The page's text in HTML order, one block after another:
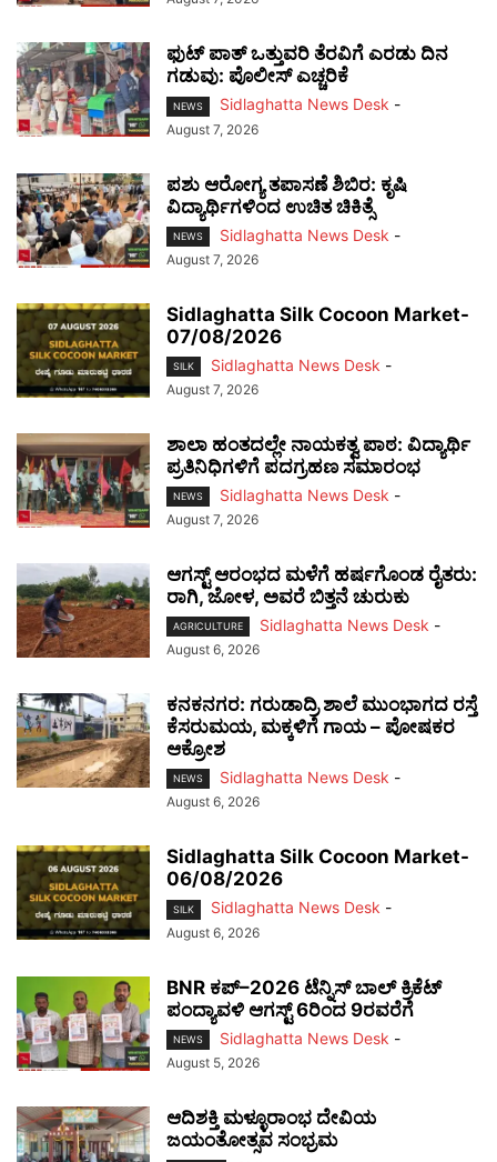
ಫುಟ್‌ ಪಾತ್ ಒತ್ತುವರಿ ತೆರವಿಗೆ ಎರಡು ದಿನ
ಗಡುವು: ಪೊಲೀಸ್ ಎಚ್ಚರಿಕೆ
NEWS Sidlaghatta News Desk -
August 7, 2026
ಪಶು ಆರೋಗ್ಯ ತಪಾಸಣೆ ಶಿಬಿರ: ಕೃಷಿ
ವಿದ್ಯಾರ್ಥಿಗಳಿಂದ ಉಚಿತ ಚಿಕಿತ್ಸೆ
NEWS Sidlaghatta News Desk -
August 7, 2026
Sidlaghatta Silk Cocoon Market-
07/08/2026
SILK Sidlaghatta News Desk -
August 7, 2026
ಶಾಲಾ ಹಂತದಲ್ಲೇ ನಾಯಕತ್ವ ಪಾಠ: ವಿದ್ಯಾರ್ಥಿ
ಪ್ರತಿನಿಧಿಗಳಿಗೆ ಪದಗ್ರಹಣ ಸಮಾರಂಭ
NEWS Sidlaghatta News Desk -
August 7, 2026
ಆಗಸ್ಟ್ ಆರಂಭದ ಮಳೆಗೆ ಹರ್ಷಗೊಂಡ ರೈತರು:
ರಾಗಿ, ಜೋಳ, ಅವರೆ ಬಿತ್ತನೆ ಚುರುಕು
AGRICULTURE Sidlaghatta News Desk -
August 6, 2026
ಕನಕನಗರ: ಗರುಡಾದ್ರಿ ಶಾಲೆ ಮುಂಭಾಗದ ರಸ್ತೆ
ಕೆಸರುಮಯ, ಮಕ್ಕಳಿಗೆ ಗಾಯ – ಪೋಷಕರ
ಆಕ್ರೋಶ
NEWS Sidlaghatta News Desk -
August 6, 2026
Sidlaghatta Silk Cocoon Market-
06/08/2026
SILK Sidlaghatta News Desk -
August 6, 2026
BNR ಕಪ್–2026 ಟೆನ್ನಿಸ್ ಬಾಲ್ ಕ್ರಿಕೆಟ್
ಪಂದ್ಯಾವಳಿ ಆಗಸ್ಟ್ 6ರಿಂದ 9ರವರೆಗೆ
NEWS Sidlaghatta News Desk -
August 5, 2026
ಆದಿಶಕ್ತಿ ಮಳ್ಳೂರಾಂಭ ದೇವಿಯ
ಜಯಂತೋತ್ಸವ ಸಂಭ್ರಮ